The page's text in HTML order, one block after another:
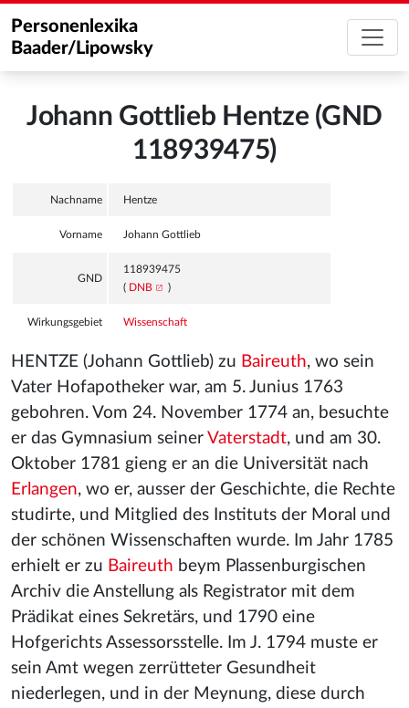
Personenlexika
Baader/Lipowsky
Johann Gottlieb Hentze (GND
118939475)
Nachname Hentze
Vorname Johann Gottlieb
GND
118939475
( DNB )
Wirkungsgebiet Wissenschaft
HENTZE (Johann Gottlieb) zu Baireuth, wo sein
Vater Hofapotheker war, am 5. Junius 1763
gebohren. Vom 24. November 1774 an, besuchte
er das Gymnasium seiner Vaterstadt, und am 30.
Oktober 1781 gieng er an die Universität nach
Erlangen, wo er, ausser der Geschichte, die Rechte
studirte, und Mitglied des Instituts der Moral und
der schönen Wissenschaften wurde. Im Jahr 1785
erhielt er zu Baireuth beym Plassenburgischen
Archiv die Anstellung als Registrator mit dem
Prädikat eines Sekretärs, und 1790 eine
Hofgerichts Assessorsstelle. Im J. 1794 muste er
sein Amt wegen zerrütteter Gesundheit
niederlegen, und in der Meynung, diese durch